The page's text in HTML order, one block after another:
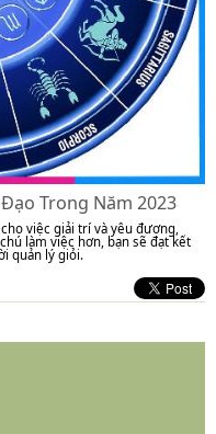
Trong Năm 2023
việc giải trí và yêu đương,
làm việc hơn, bạn sẽ đạt kết
quản lý giỏi.